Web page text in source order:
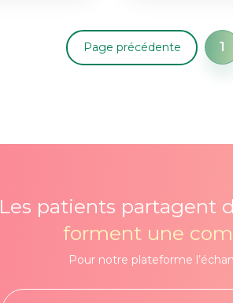
Page précédente 1
Les patients partagent
forment une
Pour notre plateforme